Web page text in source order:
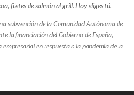
filetes de salmón al grill. Hoy eliges tú.
subvención de la Comunidad Autónoma de
la financiación del Gobierno de España,
en respuesta a la pandemia de la